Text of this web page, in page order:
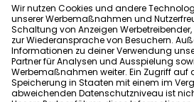
beziehungsweise nach Ende des
Bewilligungszeitraums ein.
Nach erfolgreicher Prüfung der
KfW den Zuschuss in der Regel
drei Monatenaus. Bei größeren